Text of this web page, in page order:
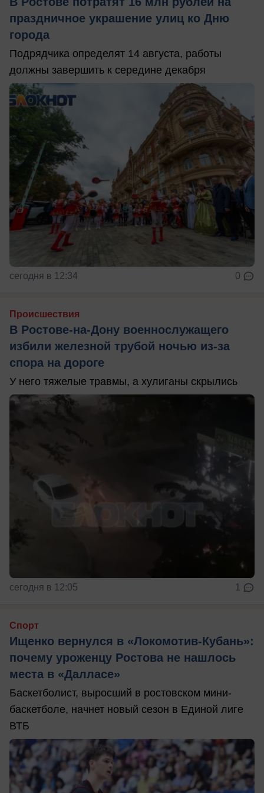
праздничное украшение улиц ко Дню
города
Подрядчика определят 14 августа, работы
должны завершить к середине декабря
сегодня в 12:34 0
Происшествия
В Ростове-на-Дону военнослужащего
избили железной трубой ночью из-за
спора на дороге
У него тяжелые травмы, а хулиганы скрылись
сегодня в 12:05 1
Спорт
Ищенко вернулся в «Локомотив-Кубань»:
почему уроженцу Ростова не нашлось
места в «Далласе»
Баскетболист, выросший в ростовском мини-
баскетболе, начнет новый сезон в Единой лиге
ВТБ